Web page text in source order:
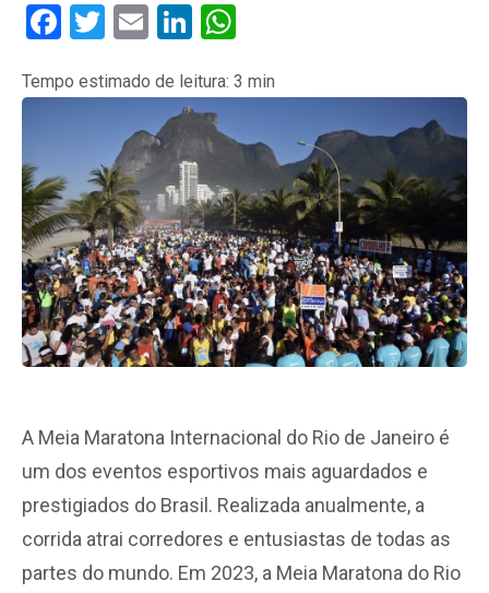
Facebook
Twitter
EmailLinkedIn
Tempo estimado de leitura: 3 min
A Meia Maratona Internacional do Rio de Janeiro é
um dos eventos esportivos mais aguardados e
prestigiados do Brasil. Realizada anualmente, a
corrida atrai corredores e entusiastas de todas as
partes do mundo. Em 2023, a Meia Maratona do Rio